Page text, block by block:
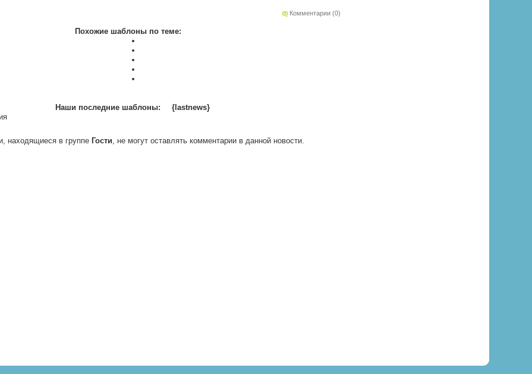
Комментарии (0)
Похожие шаблоны по теме:
Наши последние шаблоны:
{lastnews}
находящиеся в группе Гости, не могут оставлять комментарии в данной новости.